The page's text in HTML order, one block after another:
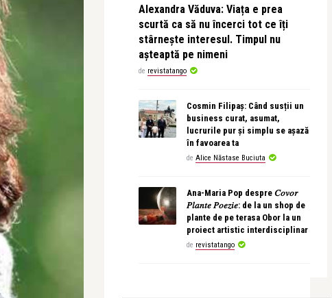
Alexandra Văduva: Viața e prea
scurtă ca să nu încerci tot ce îți
stârnește interesul. Timpul nu
așteaptă pe nimeni
de revistatango
Cosmin Filipaș: Când susții un
business curat, asumat,
lucrurile pur și simplu se așază
în favoarea ta
de Alice Năstase Buciuta
Ana-Maria Pop despre 𝐶𝑜𝑣𝑜𝑟
𝑃𝑙𝑎𝑛𝑡𝑒 𝑃𝑜𝑒𝑧𝑖𝑒: de la un shop de
plante de pe terasa Obor la un
proiect artistic interdisciplinar
de revistatango